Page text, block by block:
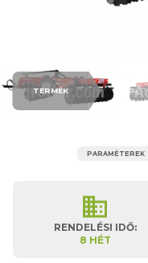
TERMÉK
PARAMÉTEREK
business
RENDELÉSI IDŐ:
8 HÉT